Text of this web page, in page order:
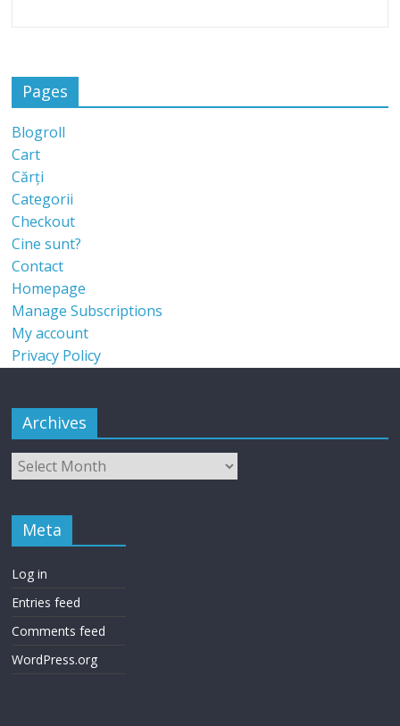
Pages
Blogroll
Cart
Cărți
Categorii
Checkout
Cine sunt?
Contact
Homepage
Manage Subscriptions
My account
Privacy Policy
Archives
Meta
Log in
Entries feed
Comments feed
WordPress.org